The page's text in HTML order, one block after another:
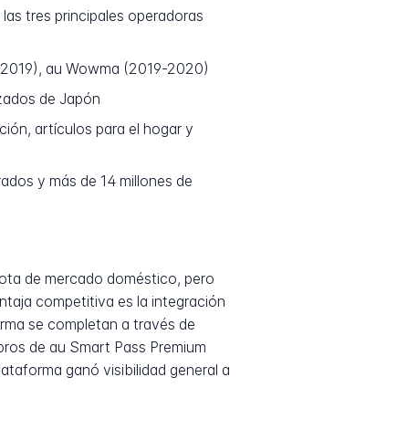
tres principales operadoras
au Wowma (2019-2020)
de Japón
artículos para el hogar y
y más de 14 millones de
de mercado doméstico, pero
competitiva es la integración
se completan a través de
de au Smart Pass Premium
ganó visibilidad general a